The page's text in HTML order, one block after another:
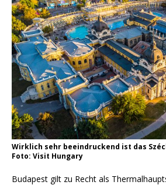
Wirklich sehr beeindruckend ist das
Foto: Visit Hungary
Budapest gilt zu Recht als